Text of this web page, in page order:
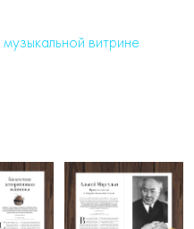
музыкальной витрине